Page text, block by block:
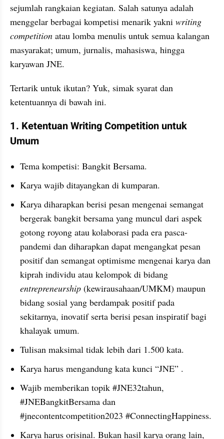
sejumlah rangkaian kegiatan. Salah satunya adalah
menggelar berbagai kompetisi menarik yakni writing
competition atau lomba menulis untuk semua kalangan
masyarakat; umum, jurnalis, mahasiswa, hingga
karyawan JNE.
Tertarik untuk ikutan? Yuk, simak syarat dan
ketentuannya di bawah ini.
1. Ketentuan Writing Competition untuk
Umum
Tema kompetisi: Bangkit Bersama.
Karya wajib ditayangkan di kumparan.
Karya diharapkan berisi pesan mengenai semangat
bergerak bangkit bersama yang muncul dari aspek
gotong royong atau kolaborasi pada era pasca-
pandemi dan diharapkan dapat mengangkat pesan
positif dan semangat optimisme mengenai karya dan
entrepreneurship (kewirausahaan/UMKM) maupun
bidang sosial yang berdampak positif pada
sekitarnya, inovatif serta berisi pesan inspiratif bagi
khalayak umum.
Tulisan maksimal tidak lebih dari 1.500 kata.
Karya harus mengandung kata kunci “JNE” .
Wajib memberikan topik #JNE32tahun,
#JNEBangkitBersama dan
#jnecontentcompetition2023 #ConnectingHappiness.
Karya harus orisinal. Bukan hasil karya orang lain,